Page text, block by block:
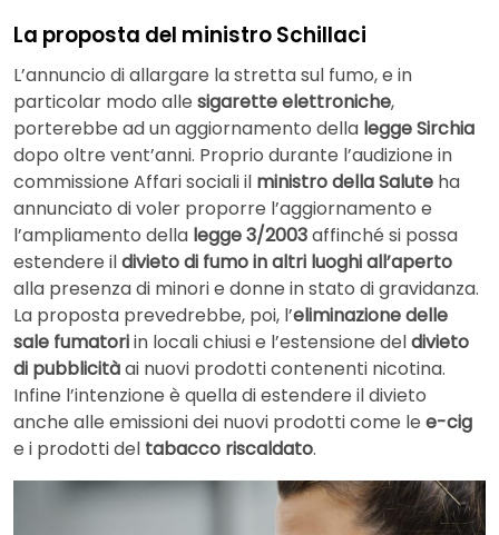
La proposta del ministro Schillaci
L’annuncio di allargare la stretta sul fumo, e in
particolar modo alle sigarette elettroniche,
porterebbe ad un aggiornamento della legge Sirchia
dopo oltre vent’anni. Proprio durante l’audizione in
commissione Affari sociali il ministro della Salute ha
annunciato di voler proporre l’aggiornamento e
l’ampliamento della legge 3/2003affinché si possa
estendere ildivieto di fumo in altri luoghi all’aperto
alla presenza di minori e donne in stato di gravidanza.
La proposta prevedrebbe, poi, l’eliminazione delle
sale fumatoriin locali chiusi e l’estensione deldivieto
di pubblicitàai nuovi prodotti contenenti nicotina.
Infine l’intenzione è quella di estendere il divieto
anche alle emissioni dei nuovi prodotti come le e-cig
e i prodotti del tabacco riscaldato.